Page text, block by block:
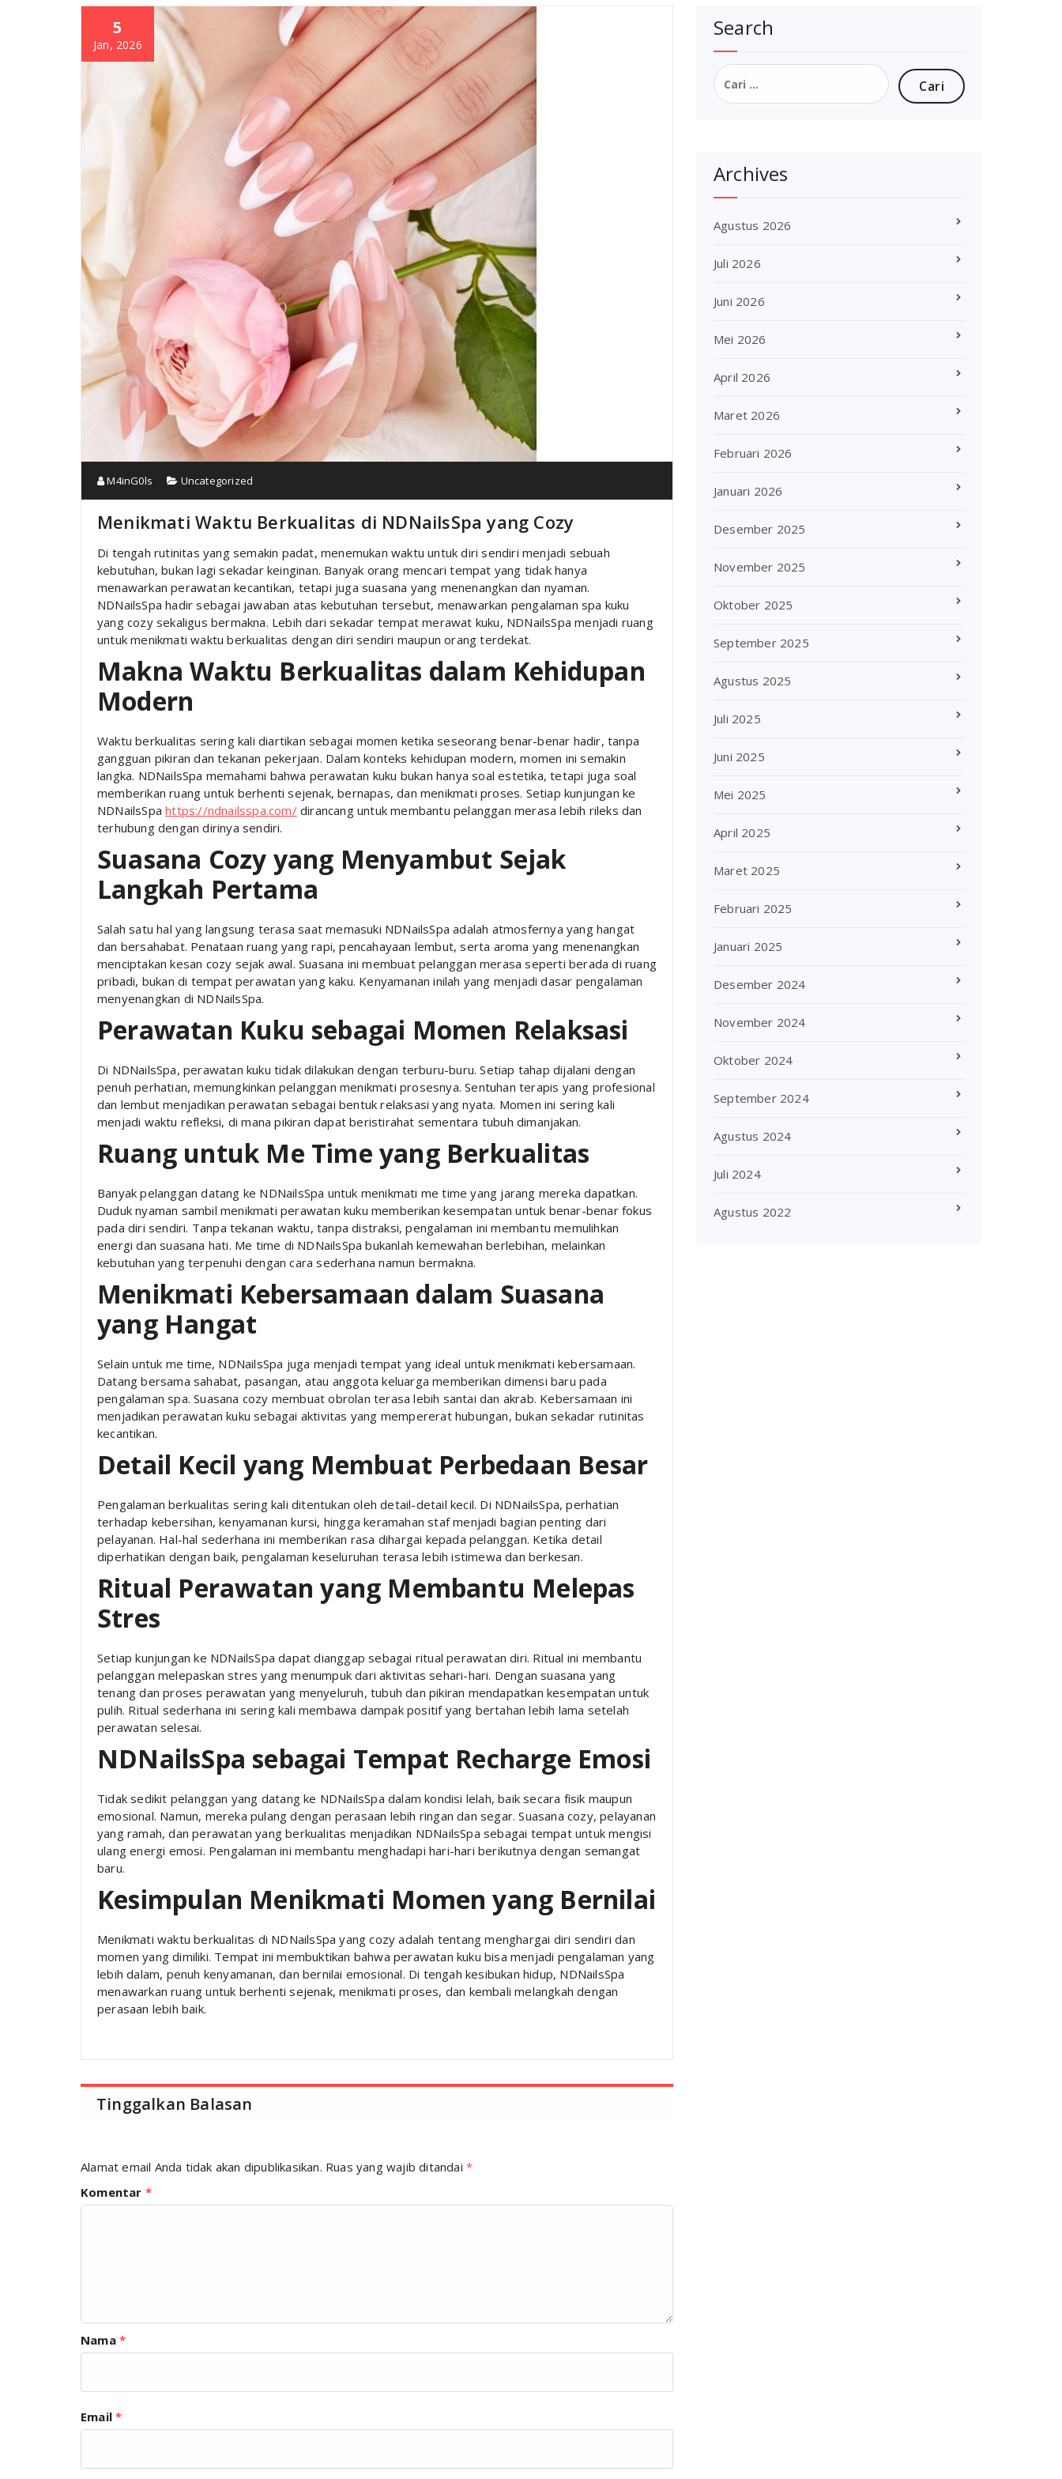
5
Jan, 2026
M4inG0ls Uncategorized
Menikmati Waktu Berkualitas di NDNailsSpa yang Cozy
Di tengah rutinitas yang semakin padat, menemukan waktu untuk diri sendiri menjadi sebuah
kebutuhan, bukan lagi sekadar keinginan. Banyak orang mencari tempat yang tidak hanya
menawarkan perawatan kecantikan, tetapi juga suasana yang menenangkan dan nyaman.
NDNailsSpa hadir sebagai jawaban atas kebutuhan tersebut, menawarkan pengalaman spa kuku
yang cozy sekaligus bermakna. Lebih dari sekadar tempat merawat kuku, NDNailsSpa menjadi ruang
untuk menikmati waktu berkualitas dengan diri sendiri maupun orang terdekat.
Makna Waktu Berkualitas dalam Kehidupan
Modern
Waktu berkualitas sering kali diartikan sebagai momen ketika seseorang benar-benar hadir, tanpa
gangguan pikiran dan tekanan pekerjaan. Dalam konteks kehidupan modern, momen ini semakin
langka. NDNailsSpa memahami bahwa perawatan kuku bukan hanya soal estetika, tetapi juga soal
memberikan ruang untuk berhenti sejenak, bernapas, dan menikmati proses. Setiap kunjungan ke
NDNailsSpahttps://ndnailsspa.com/dirancang untuk membantu pelanggan merasa lebih rileks dan
terhubung dengan dirinya sendiri.
Suasana Cozy yang Menyambut Sejak
Langkah Pertama
Salah satu hal yang langsung terasa saat memasuki NDNailsSpa adalah atmosfernya yang hangat
dan bersahabat. Penataan ruang yang rapi, pencahayaan lembut, serta aroma yang menenangkan
menciptakan kesan cozy sejak awal. Suasana ini membuat pelanggan merasa seperti berada di ruang
pribadi, bukan di tempat perawatan yang kaku. Kenyamanan inilah yang menjadi dasar pengalaman
menyenangkan di NDNailsSpa.
Perawatan Kuku sebagai Momen Relaksasi
Di NDNailsSpa, perawatan kuku tidak dilakukan dengan terburu-buru. Setiap tahap dijalani dengan
penuh perhatian, memungkinkan pelanggan menikmati prosesnya. Sentuhan terapis yang profesional
dan lembut menjadikan perawatan sebagai bentuk relaksasi yang nyata. Momen ini sering kali
menjadi waktu refleksi, di mana pikiran dapat beristirahat sementara tubuh dimanjakan.
Ruang untuk Me Time yang Berkualitas
Banyak pelanggan datang ke NDNailsSpa untuk menikmati me time yang jarang mereka dapatkan.
Duduk nyaman sambil menikmati perawatan kuku memberikan kesempatan untuk benar-benar fokus
pada diri sendiri. Tanpa tekanan waktu, tanpa distraksi, pengalaman ini membantu memulihkan
energi dan suasana hati. Me time di NDNailsSpa bukanlah kemewahan berlebihan, melainkan
kebutuhan yang terpenuhi dengan cara sederhana namun bermakna.
Menikmati Kebersamaan dalam Suasana
yang Hangat
Selain untuk me time, NDNailsSpa juga menjadi tempat yang ideal untuk menikmati kebersamaan.
Datang bersama sahabat, pasangan, atau anggota keluarga memberikan dimensi baru pada
pengalaman spa. Suasana cozy membuat obrolan terasa lebih santai dan akrab. Kebersamaan ini
menjadikan perawatan kuku sebagai aktivitas yang mempererat hubungan, bukan sekadar rutinitas
kecantikan.
Detail Kecil yang Membuat Perbedaan Besar
Pengalaman berkualitas sering kali ditentukan oleh detail-detail kecil. Di NDNailsSpa, perhatian
terhadap kebersihan, kenyamanan kursi, hingga keramahan staf menjadi bagian penting dari
pelayanan. Hal-hal sederhana ini memberikan rasa dihargai kepada pelanggan. Ketika detail
diperhatikan dengan baik, pengalaman keseluruhan terasa lebih istimewa dan berkesan.
Ritual Perawatan yang Membantu Melepas
Stres
Setiap kunjungan ke NDNailsSpa dapat dianggap sebagai ritual perawatan diri. Ritual ini membantu
pelanggan melepaskan stres yang menumpuk dari aktivitas sehari-hari. Dengan suasana yang
tenang dan proses perawatan yang menyeluruh, tubuh dan pikiran mendapatkan kesempatan untuk
pulih. Ritual sederhana ini sering kali membawa dampak positif yang bertahan lebih lama setelah
perawatan selesai.
NDNailsSpa sebagai Tempat Recharge Emosi
Tidak sedikit pelanggan yang datang ke NDNailsSpa dalam kondisi lelah, baik secara fisik maupun
emosional. Namun, mereka pulang dengan perasaan lebih ringan dan segar. Suasana cozy, pelayanan
yang ramah, dan perawatan yang berkualitas menjadikan NDNailsSpa sebagai tempat untuk mengisi
ulang energi emosi. Pengalaman ini membantu menghadapi hari-hari berikutnya dengan semangat
baru.
Kesimpulan Menikmati Momen yang Bernilai
Menikmati waktu berkualitas di NDNailsSpa yang cozy adalah tentang menghargai diri sendiri dan
momen yang dimiliki. Tempat ini membuktikan bahwa perawatan kuku bisa menjadi pengalaman yang
lebih dalam, penuh kenyamanan, dan bernilai emosional. Di tengah kesibukan hidup, NDNailsSpa
menawarkan ruang untuk berhenti sejenak, menikmati proses, dan kembali melangkah dengan
perasaan lebih baik.
Tinggalkan Balasan
Alamat email Anda tidak akan dipublikasikan. Ruas yang wajib ditandai*
Komentar *
Nama *
Email*
Search
Cari
untuk:
Archives
Agustus 2026
Juli 2026
Juni 2026
Mei 2026
April 2026
Maret 2026
Februari 2026
Januari 2026
Desember 2025
November 2025
Oktober 2025
September 2025
Agustus 2025
Juli 2025
Juni 2025
Mei 2025
April 2025
Maret 2025
Februari 2025
Januari 2025
Desember 2024
November 2024
Oktober 2024
September 2024
Agustus 2024
Juli 2024
Agustus 2022